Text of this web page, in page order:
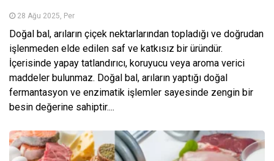
28 Ağu 2025, Per
Doğal bal, arıların çiçek nektarlarından topladığı ve doğrudan
işlenmeden elde edilen saf ve katkısız bir üründür.
İçerisinde yapay tatlandırıcı, koruyucu veya aroma verici
maddeler bulunmaz. Doğal bal, arıların yaptığı doğal
fermantasyon ve enzimatik işlemler sayesinde zengin bir
besin değerine sahiptir....